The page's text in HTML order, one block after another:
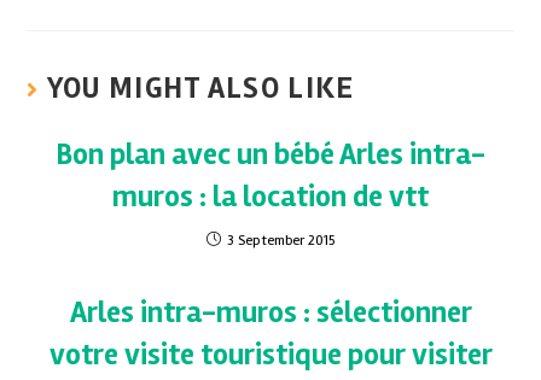
YOU MIGHT ALSO LIKE
Bon plan avec un bébé Arles intra-
muros : la location de vtt
3 September 2015
Arles intra-muros : sélectionner
votre visite touristique pour visiter